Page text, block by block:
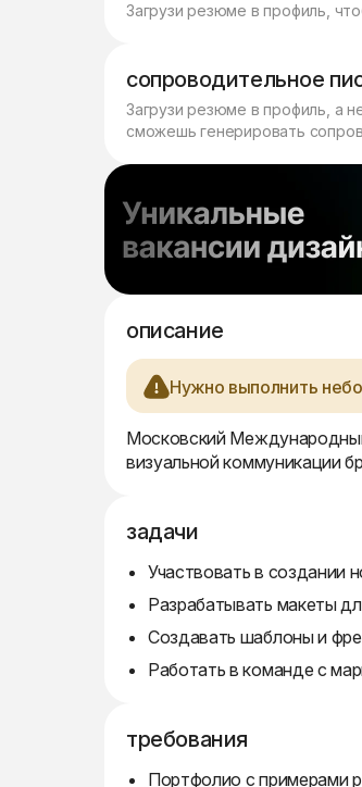
Загрузи резюме в профиль,
сопроводительное
Загрузи резюме в профиль, а
сможешь генерировать
описание
Нужно выполнить
Московский
визуальной коммуникации
задачи
Участвовать в создании
Разрабатывать макеты
Создавать шаблоны и
Работать в команде с
требования
Портфолио с примерами